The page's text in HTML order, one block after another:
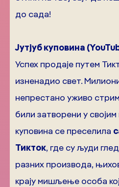
до сада!
Јутјуб куповина
Успех продаје путем
изненадио свет.
непрестано уживо
били затворени у
куповина се преселила
Тикток, где су људи
разних производа,
крају мишљење особа